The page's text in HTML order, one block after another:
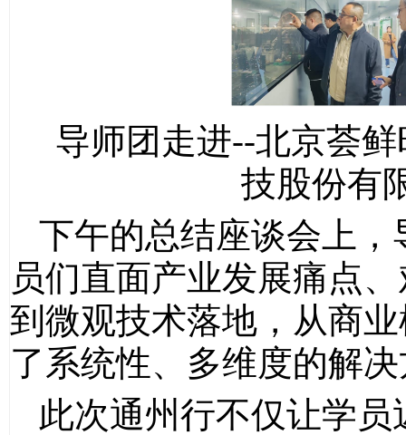
导师团走进--北京荟
技股份有
下午的总结座谈会上，
员们直面产业发展痛点
到微观技术落地，从商
了系统性、多维度的解
此次通州行不仅让学